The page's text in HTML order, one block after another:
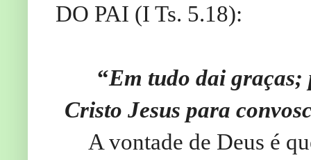
DO PAI (I Ts. 5.18):
“Em tudo dai graças;
Cristo Jesus para
A vontade de Deus é